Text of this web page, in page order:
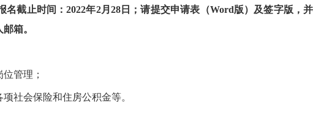
名截止时间：2022年2月 28日 ；请提交申请表（Word版）及签字版，
箱。
管理；
社会保险和住房公积金等。